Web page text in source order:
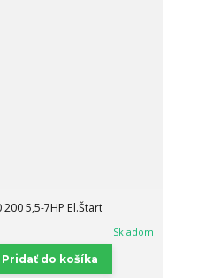
5,5-7HP El.Štart
Skladom
Pridať do košíka